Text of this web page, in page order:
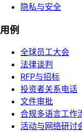
隐私与安全
用例
全球员工大会
法律谈判
RFP与招标
投资者关系电话
文件审批
合规多语言工作
活动与网络研讨